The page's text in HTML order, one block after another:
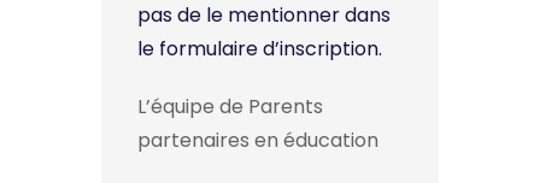
pas de le mentionner dans
le formulaire d’inscription.
L’équipe de Parents
partenaires en éducation